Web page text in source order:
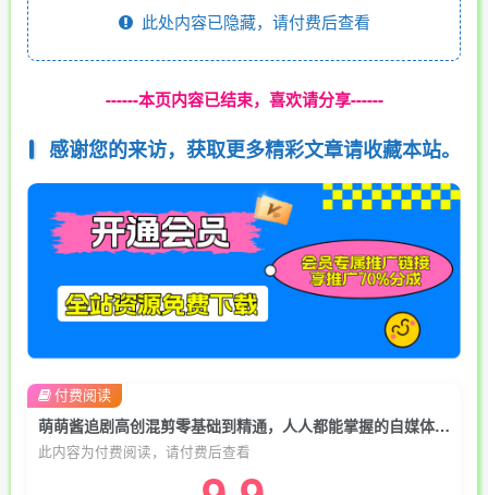
此处内容已隐藏，请付费后查看
------本页内容已结束，喜欢请分享------
感谢您的来访，获取更多精彩文章请收藏本站。
萌萌酱追剧高创混剪零基础到精通，人人都能掌握的自媒体运营方式
此内容为付费阅读，请付费后查看
付费阅读